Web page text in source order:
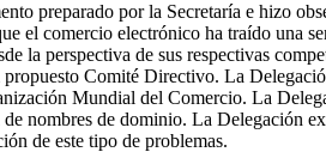
preparado por la Secretaría e hizo
el comercio electrónico ha traído una
la perspectiva de sus respectivas
Comité Directivo. La
Mundial del Comercio. La
nombres de dominio. La Delegación
de este tipo de problemas.